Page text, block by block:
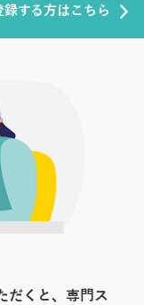
する方はこちら
だくと、専門ス